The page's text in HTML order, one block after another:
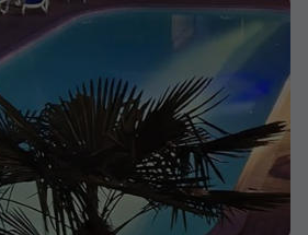
Réfrigérateur
Salon de jardin
- TITANIA 2000
29/08/2026